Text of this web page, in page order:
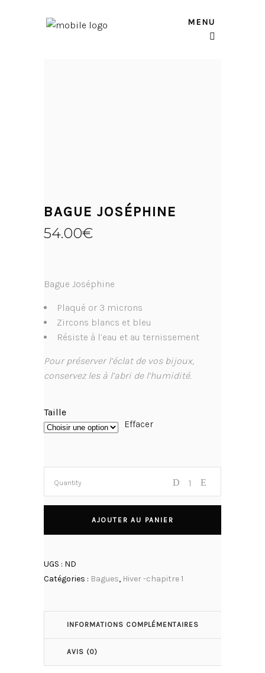
MENU
BAGUE JOSÉPHINE
54.00€
Bague Joséphine
Plaqué or 3 microns
Zircons blancs et bleu
Résiste à l’eau et au ternissement
Pour préserver l’éclat de vos bijoux,
conservez les à l’abri de l’humidité.
Taille
Effacer
Quantity
AJOUTER AU PANIER
UGS : ND
Catégories : Bagues, Hiver -chapitre 1
INFORMATIONS COMPLÉMENTAIRES
AVIS (0)